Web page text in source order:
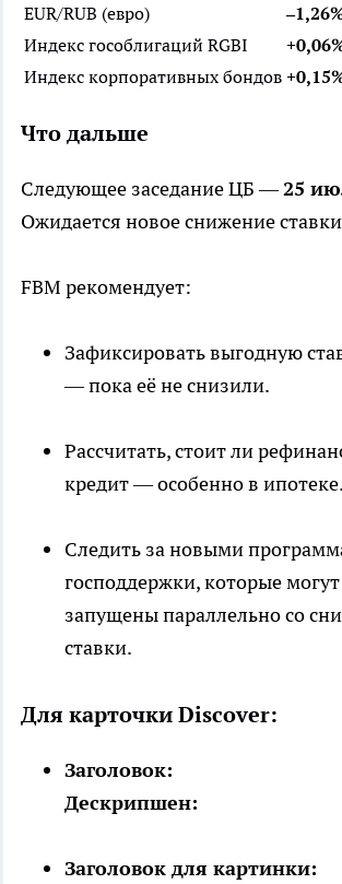
EUR/RUB (евро)
Индекс гособлигаций RGBI
Индекс корпоративных бондов
Что дальше
Следующее заседание ЦБ —25
Ожидается новое снижение
FBM рекомендует:
Зафиксировать выгодную
— пока её не снизили.
Рассчитать, стоит ли
кредит — особенно в ипотеке.
Следить за новыми
господдержки, которые
запущены параллельно со
ставки.
Для карточки Discover:
Заголовок:
Дескрипшен:
Заголовок для картинки: